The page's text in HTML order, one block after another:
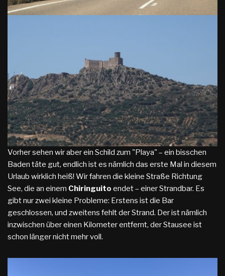
Vorher sehen wir aber ein Schild zum "Playa" – ein bisschen
Baden täte gut, endlich ist es nämlich das erste Mal in diesem
Urlaub wirklich heiß! Wir fahren die kleine Straße Richtung
See, die an einem Chiringuito endet – einer Strandbar. Es
gibt nur zwei kleine Probleme: Erstens ist die Bar
geschlossen, und zweitens fehlt der Strand. Der ist nämlich
inzwischen über einen Kilometer entfernt, der Stausee ist
schon länger nicht mehr voll.